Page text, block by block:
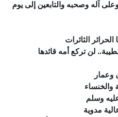
آله وصحبه والتابعين إلى يوم
الحرائر الثائرات
لن تركع أمه قائدها
وعمار
والخنساء
عليه وسلم
مدوية